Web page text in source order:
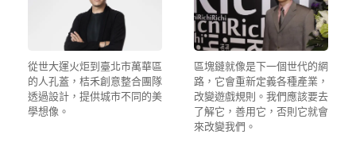
從世大運火炬到臺北市萬華區
的人孔蓋，桔禾創意整合團隊
透過設計，提供城市不同的美
學想像。
區塊鏈就像是下一個世代的網
路，它會重新定義各種產業，
改變遊戲規則。我們應該要去
了解它，善用它，否則它就會
來改變我們。